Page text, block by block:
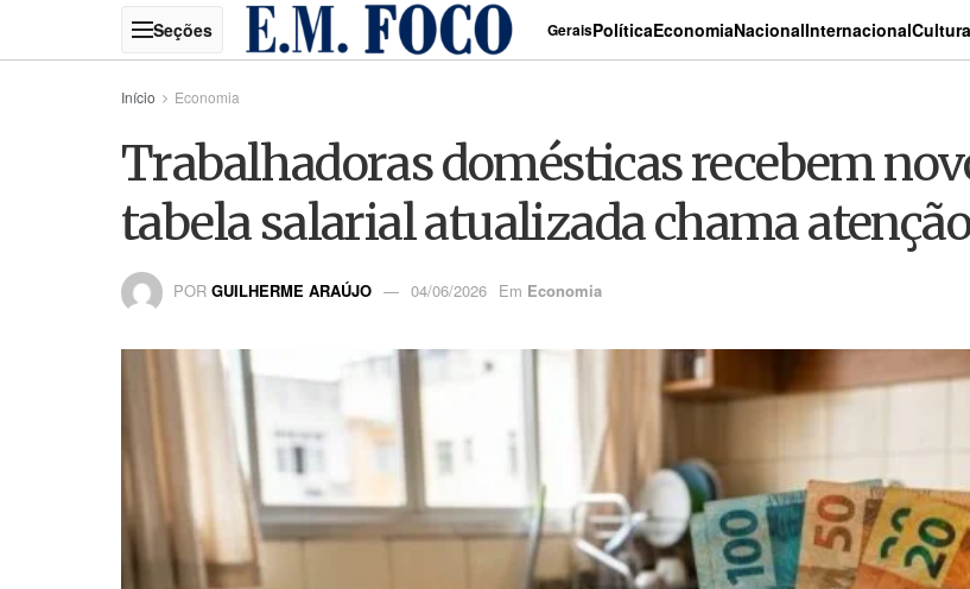
GeraisPolíticaEconomiaNacionalInternacionalCultura
Início Economia
Trabalhadoras domésticas recebem
tabela salarial atualizada chama
POR GUILHERME ARAÚJO 04/06/2026 Em Economia